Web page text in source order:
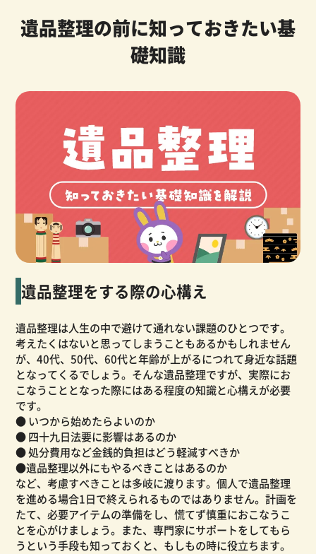
遺品整理の前に知っておきたい基
礎知識
遺品整理をする際の心構え
遺品整理は人生の中で避けて通れない課題のひとつです。
考えたくはないと思ってしまうこともあるかもしれません
が、40代、50代、60代と年齢が上がるにつれて身近な話題
となってくるでしょう。そんな遺品整理ですが、実際にお
こなうこととなった際にはある程度の知識と心構えが必要
です。
● いつから始めたらよいのか
● 四十九日法要に影響はあるのか
● 処分費用など金銭的負担はどう軽減すべきか
●遺品整理以外にもやるべきことはあるのか
など、考慮すべきことは多岐に渡ります。個人で遺品整理
を進める場合1日で終えられるものではありません。計画を
たて、必要アイテムの準備をし、慌てず慎重におこなうこ
とを心がけましょう。また、専門家にサポートをしてもら
うという手段も知っておくと、もしもの時に役立ちます。